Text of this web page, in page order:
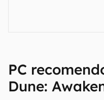
PC
Dune: